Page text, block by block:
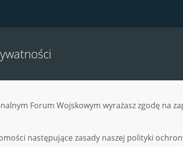
Forum Wojskowym wyrażasz zgodę na
następujące zasady naszej polityki